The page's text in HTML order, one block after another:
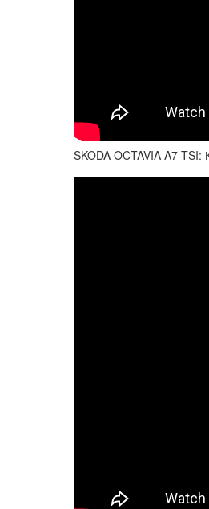
SKODA OCTAVIA A7 TSI: